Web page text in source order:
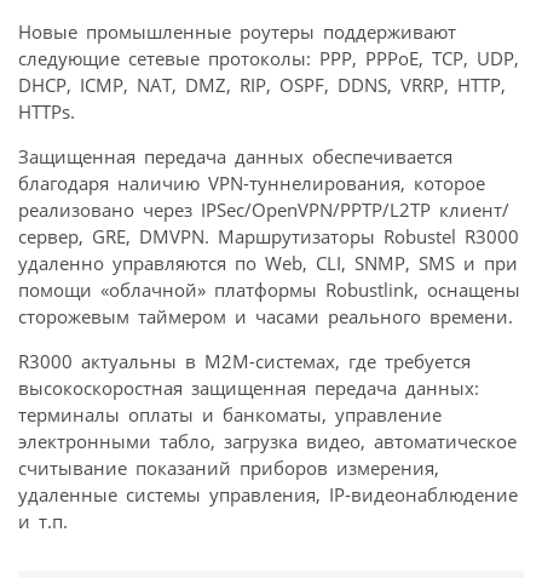
Новые промышленные роутеры поддерживают
следующие сетевые протоколы: PPP, PPPoE, TCP, UDP,
DHCP, ICMP, NAT, DMZ, RIP, OSPF, DDNS, VRRP, HTTP,
HTTPs.
Защищенная передача данных обеспечивается
благодаря наличию VPN-туннелирования, которое
реализовано через IPSec/OpenVPN/PPTP/L2TP клиент/
сервер, GRE, DMVPN. Маршрутизаторы Robustel R3000
удаленно управляются по Web, CLI, SNMP, SMS и при
помощи «облачной» платформы Robustlink, оснащены
сторожевым таймером и часами реального времени.
R3000 актуальны в М2М-системах, где требуется
высокоскоростная защищенная передача данных:
терминалы оплаты и банкоматы, управление
электронными табло, загрузка видео, автоматическое
считывание показаний приборов измерения,
удаленные системы управления, IP-видеонаблюдение
и т.п.